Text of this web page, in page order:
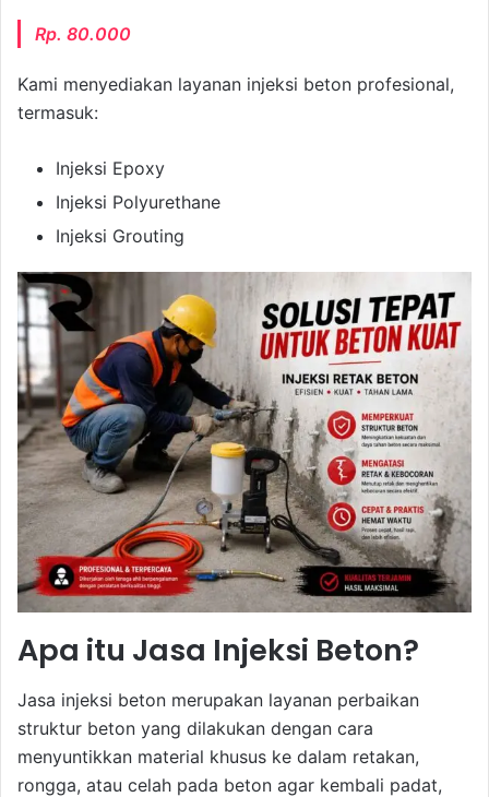
Rp. 80.000
Kami menyediakan layanan injeksi beton profesional,
termasuk:
Injeksi Epoxy
Injeksi Polyurethane
Injeksi Grouting
Apa itu Jasa Injeksi Beton?
Jasa injeksi beton merupakan layanan perbaikan
struktur beton yang dilakukan dengan cara
menyuntikkan material khusus ke dalam retakan,
rongga, atau celah pada beton agar kembali padat,